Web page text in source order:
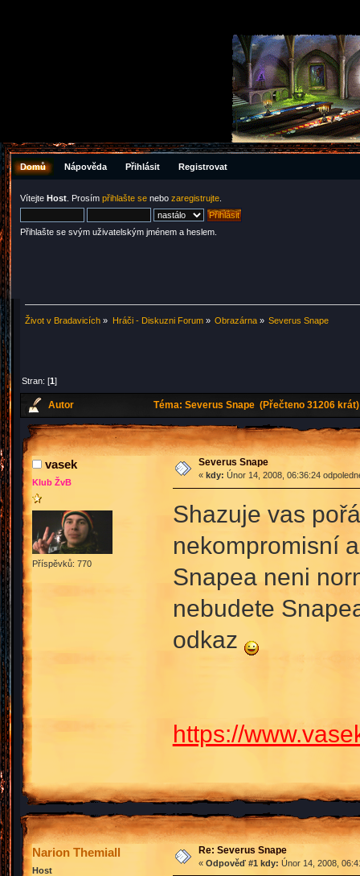
Domů Nápověda Přihlásit Registrovat
Vítejte Host . Prosím přihlašte se nebo zaregistrujte
Přihlašte se svým uživatelským jménem a heslem.
Život v Bradavicích » Hráči - Diskuzni Forum» Obrazárna» Severus Snape
Stran: [1]
Autor Téma: Severus Snape (Přečteno 31206 krát)
vasek
Klub ŽvB
Příspěvků: 770
Severus Snape
« kdy: Únor 14, 2008, 06:36:24
Shazuje vas
nekompromisní
Snapea neni
nebudete
odkaz
https://
Narion Themiall
Host
Re: Severus Snape
« Odpověď #1 kdy: Únor 14, 2008,